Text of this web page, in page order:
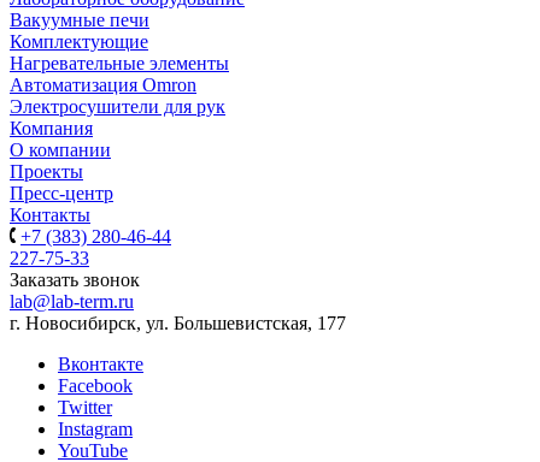
Вакуумные печи
Комплектующие
Нагревательные элементы
Автоматизация Omron
Электросушители для рук
Компания
О компании
Проекты
Пресс-центр
Контакты
+7 (383) 280-46-44
227-75-33
Заказать звонок
lab@lab-term.ru
г. Новосибирск, ул. Большевистская, 177
Вконтакте
Facebook
Twitter
Instagram
YouTube